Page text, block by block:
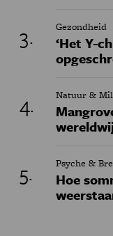
Gezondheid
‘Het Y-
Natuur &
Psyche &
Hoe